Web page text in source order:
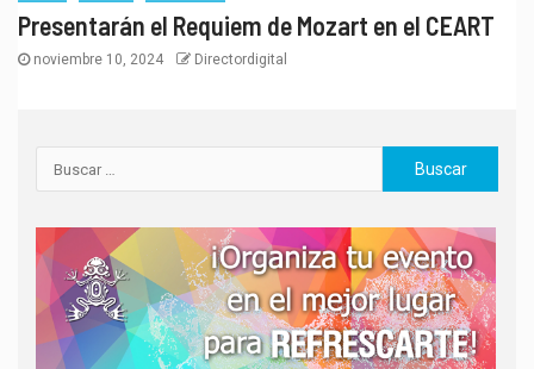
Presentarán el Requiem de Mozart en el CEART
noviembre 10, 2024 Directordigital